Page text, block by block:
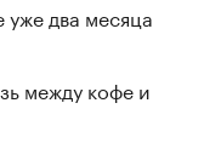
два месяца
между кофе и